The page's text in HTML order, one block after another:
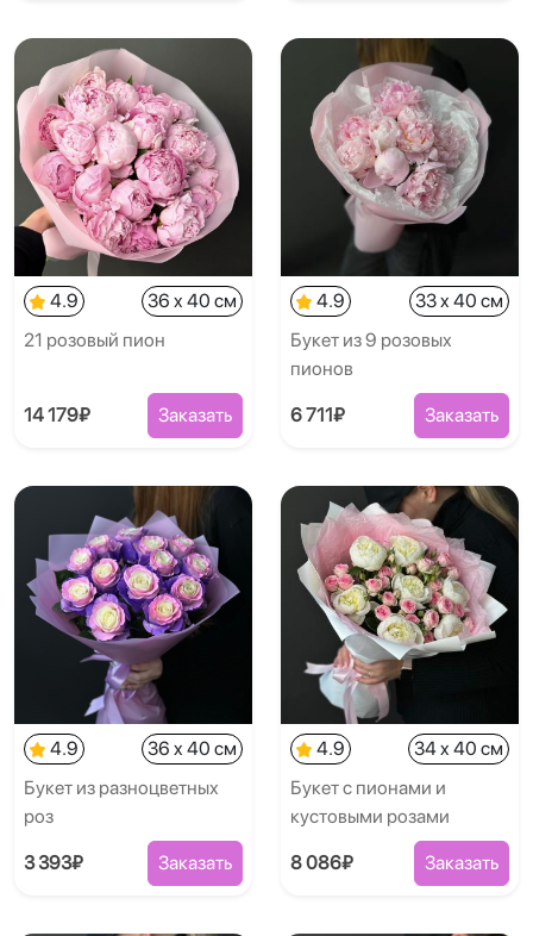
4.9
36 x 40 см
21 розовый пион
14 179₽ Заказать
4.9
33 x 40 см
Букет из 9 розовых
пионов
6 711₽ Заказать
4.9
36 x 40 см
Букет из разноцветных
роз
3 393₽ Заказать
4.9
34 x 40 см
Букет с пионами и
кустовыми розами
8 086₽ Заказать